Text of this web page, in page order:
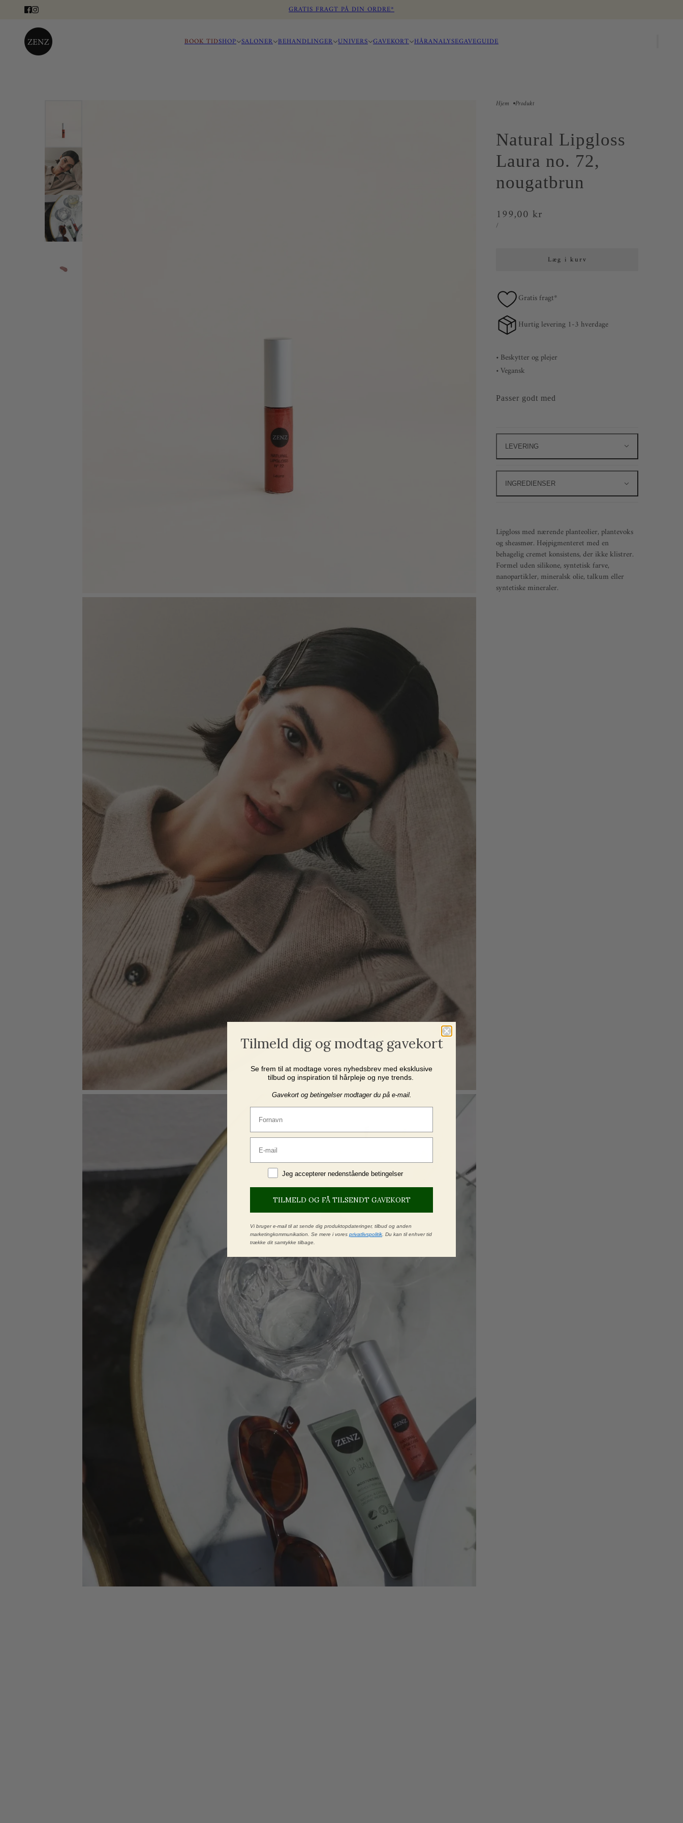
GRATIS FRAGT PÅ DIN ORDRE*
BOOK TIDSHOP SALONER BEHANDLINGER UNIVERS GAVEKORT HÅRANALYSEGAVEGUIDE
Hjem Produkt
Natural Lipgloss
Laura no. 72,
nougatbrun
199,00 kr
/
Læg i kurv
Gratis fragt*
Hurtig levering 1-3 hverdage
• Beskytter og plejer
• Vegansk
Passer godt med
LEVERING
INGREDIENSER
Lipgloss med nærende planteolier, plantevoks
og sheasmør. Højpigmenteret med en
behagelig cremet konsistens, der ikke klistrer.
Formel uden silikone, syntetisk farve,
nanopartikler, mineralsk olie, talkum eller
syntetiske mineraler.
Tilmeld dig og modtag gavekort
Se frem til at modtage vores nyhedsbrev med eksklusive
tilbud og inspiration til hårpleje og nye trends.
Gavekort og betingelser modtager du på e-mail.
Jeg accepterer betingelser
Jeg accepterer nedenstående betingelser
TILMELD OG FÅ TILSENDT GAVEKORT
Vi bruger e-mail til at sende dig produktopdateringer, tilbud og anden
marketingkommunikation. Se mere i vores privatlivspolitik . Du kan til enhver tid
trække dit samtykke tilbage.